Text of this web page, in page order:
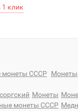
монеты СССР Монеты
Монеты
монеты СССР